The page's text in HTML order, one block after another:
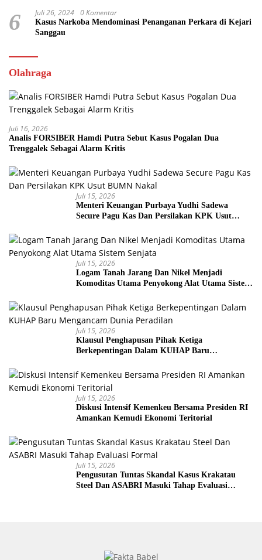
6 Juli 26, 2024 0 Komentar
Kasus Narkoba Mendominasi Penanganan Perkara di Kejari
Sanggau
Olahraga
Juli 16, 2026
Analis FORSIBER Hamdi Putra Sebut Kasus Pogalan Dua
Trenggalek Sebagai Alarm Kritis
Juli 15, 2026
Menteri Keuangan Purbaya Yudhi Sadewa
Secure Pagu Kas Dan Persilakan KPK Usut
Juli 15, 2026
Logam Tanah Jarang Dan Nikel Menjadi
Komoditas Utama Penyokong Alat Utama Sistem
Juli 15, 2026
Klausul Penghapusan Pihak Ketiga
Berkepentingan Dalam KUHAP Baru
Juli 15, 2026
Diskusi Intensif Kemenkeu Bersama Presiden RI
Amankan Kemudi Ekonomi Teritorial
Juli 15, 2026
Pengusutan Tuntas Skandal Kasus Krakatau
Steel Dan ASABRI Masuki Tahap Evaluasi